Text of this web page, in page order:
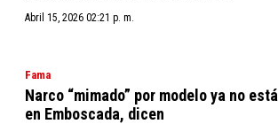
Abril 15, 2026 02:21 p. m.
Fama
Narco “mimado” por modelo ya no está
en Emboscada, dicen